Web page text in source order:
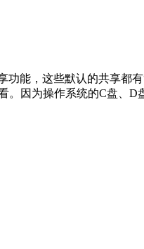
功能，这些默认的共享都
。因为操作系统的C盘、D